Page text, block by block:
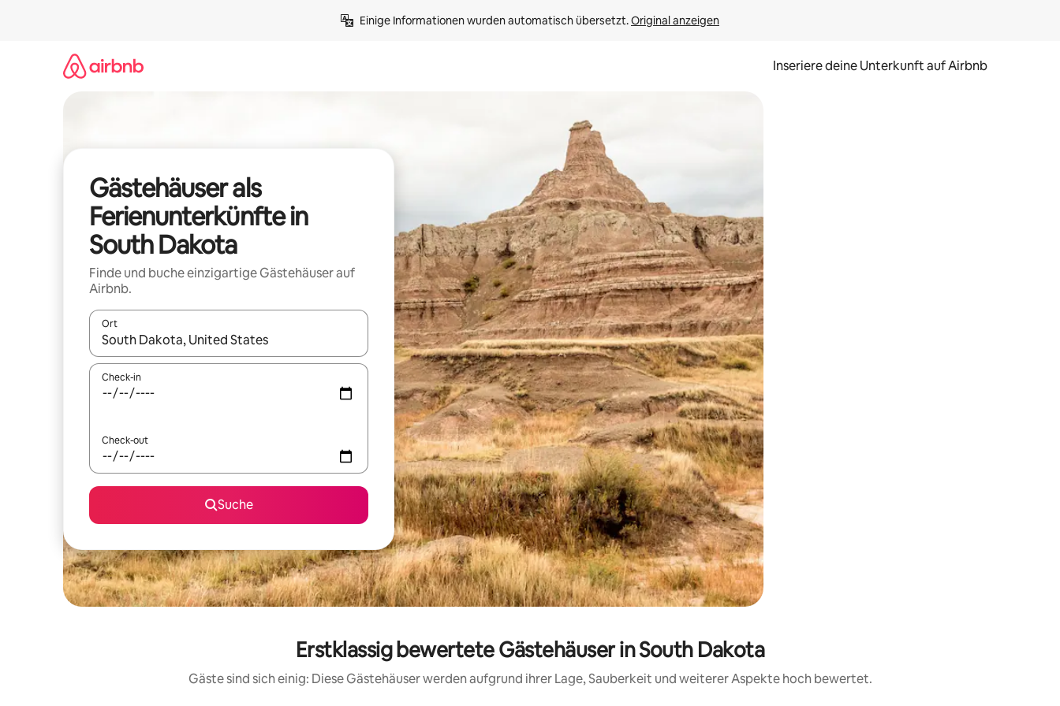
Einige Informationen wurden automatisch übersetzt. Original anzeigen
Inseriere deine Unterkunft auf Airbnb
Gästehäuser als
Ferienunterkünfte in
South Dakota
Finde und buche einzigartige Gästehäuser auf
Airbnb.
Ort
Wenn Ergebnisse verfügbar sind, navigiere mit den Pfeiltasten nach oben und unten oder erkunde die Ergebnisse durch Berühren oder Wischgesten.
Check-in
Check-out
Suche
Erstklassig bewertete Gästehäuser in South Dakota
Gäste sind sich einig: Diese Gästehäuser werden aufgrund ihrer Lage, Sauberkeit und weiterer Aspekte hoch bewertet.